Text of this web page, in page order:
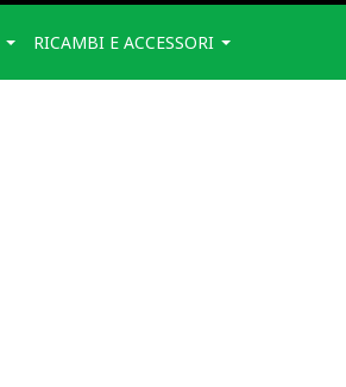
RICAMBI E ACCESSORI